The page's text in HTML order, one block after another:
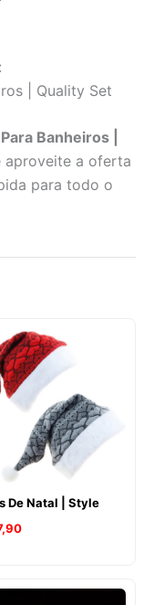
| Quality Set
Banheiros |
aproveite a oferta
para todo o
De Natal | Style